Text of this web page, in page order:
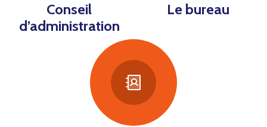
Conseil
d’administration
Le bureau